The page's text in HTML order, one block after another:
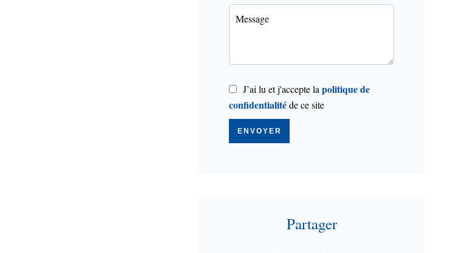
J’ai lu et j'accepte la politique de
confidentialitéde ce site
ENVOYER
Partager